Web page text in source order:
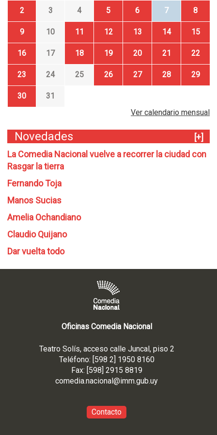
2 3 4 5 6 7 8
9 10 11 12 13 14 15
16 17 18 19 20 21 22
23 24 25 26 27 28 29
30
31
Ver calendario mensual
Novedades
[+]
La Comedia Nacional vuelve a recorrer la ciudad con
Rasgar la tierra
Fernando Toja
Manos Sucias
Amelia Ochandiano
Claudio Quijano
Dar vuelta todo
Oficinas Comedia Nacional
Teatro Solís, acceso calle Juncal, piso 2
Teléfono: [598 2] 1950 8160
Fax: [598] 2915 8819
comedia.nacional@imm.gub.uy
Contacto